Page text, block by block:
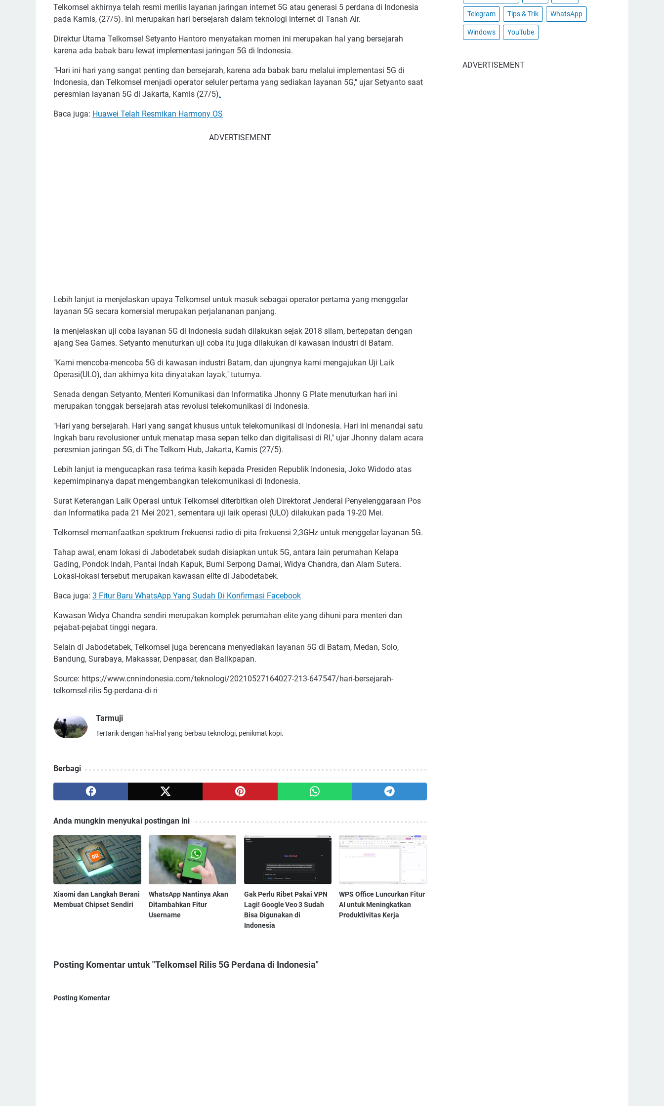
Telkomsel akhirnya telah resmi merilis layanan jaringan internet 5G atau generasi 5 perdana di Indonesia
pada Kamis, (27/5). Ini merupakan hari bersejarah dalam teknologi internet di Tanah Air.
Direktur Utama Telkomsel Setyanto Hantoro menyatakan momen ini merupakan hal yang bersejarah
karena ada babak baru lewat implementasi jaringan 5G di Indonesia.
"Hari ini hari yang sangat penting dan bersejarah, karena ada babak baru melalui implementasi 5G di
Indonesia, dan Telkomsel menjadi operator seluler pertama yang sediakan layanan 5G," ujar Setyanto saat
peresmian layanan 5G di Jakarta, Kamis (27/5).
Baca juga: Huawei Telah Resmikan Harmony OS
ADVERTISEMENT
Lebih lanjut ia menjelaskan upaya Telkomsel untuk masuk sebagai operator pertama yang menggelar
layanan 5G secara komersial merupakan perjalananan panjang.
Ia menjelaskan uji coba layanan 5G di Indonesia sudah dilakukan sejak 2018 silam, bertepatan dengan
ajang Sea Games. Setyanto menuturkan uji coba itu juga dilakukan di kawasan industri di Batam.
"Kami mencoba-mencoba 5G di kawasan industri Batam, dan ujungnya kami mengajukan Uji Laik
Operasi(ULO), dan akhirnya kita dinyatakan layak," tuturnya.
Senada dengan Setyanto, Menteri Komunikasi dan Informatika Jhonny G Plate menuturkan hari ini
merupakan tonggak bersejarah atas revolusi telekomunikasi di Indonesia.
"Hari yang bersejarah. Hari yang sangat khusus untuk telekomunikasi di Indonesia. Hari ini menandai satu
lngkah baru revolusioner untuk menatap masa sepan telko dan digitalisasi di RI," ujar Jhonny dalam acara
peresmian jaringan 5G, di The Telkom Hub, Jakarta, Kamis (27/5).
Lebih lanjut ia mengucapkan rasa terima kasih kepada Presiden Republik Indonesia, Joko Widodo atas
kepemimpinanya dapat mengembangkan telekomunikasi di Indonesia.
Surat Keterangan Laik Operasi untuk Telkomsel diterbitkan oleh Direktorat Jenderal Penyelenggaraan Pos
dan Informatika pada 21 Mei 2021, sementara uji laik operasi (ULO) dilakukan pada 19-20 Mei.
Telkomsel memanfaatkan spektrum frekuensi radio di pita frekuensi 2,3GHz untuk menggelar layanan 5G.
Tahap awal, enam lokasi di Jabodetabek sudah disiapkan untuk 5G, antara lain perumahan Kelapa
Gading, Pondok Indah, Pantai Indah Kapuk, Bumi Serpong Damai, Widya Chandra, dan Alam Sutera.
Lokasi-lokasi tersebut merupakan kawasan elite di Jabodetabek.
Baca juga: 3 Fitur Baru WhatsApp Yang Sudah Di Konfirmasi Facebook
Kawasan Widya Chandra sendiri merupakan komplek perumahan elite yang dihuni para menteri dan
pejabat-pejabat tinggi negara.
Selain di Jabodetabek, Telkomsel juga berencana menyediakan layanan 5G di Batam, Medan, Solo,
Bandung, Surabaya, Makassar, Denpasar, dan Balikpapan.
Source: https://www.cnnindonesia.com/teknologi/20210527164027-213-647547/hari-bersejarah-
telkomsel-rilis-5g-perdana-di-ri
Tarmuji
Tertarik dengan hal-hal yang berbau teknologi, penikmat kopi.
Berbagi
Anda mungkin menyukai postingan ini
Xiaomi dan Langkah Berani
Membuat Chipset Sendiri
WhatsApp Nantinya Akan
Ditambahkan Fitur
Username
Gak Perlu Ribet Pakai VPN
Lagi! Google Veo 3 Sudah
Bisa Digunakan di
Indonesia
WPS Office Luncurkan Fitur
AI untuk Meningkatkan
Produktivitas Kerja
Posting Komentar untuk "Telkomsel Rilis 5G Perdana di Indonesia"
Posting Komentar
Telegram Tips & Trik WhatsApp
Windows YouTube
ADVERTISEMENT